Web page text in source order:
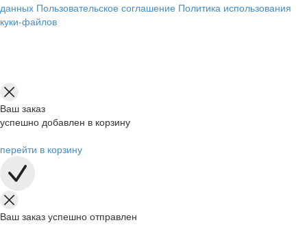
данных Пользовательское соглашение Политика использования
куки-файлов
Ваш заказ
успешно добавлен в корзину
перейти в корзину
Ваш заказ успешно отправлен